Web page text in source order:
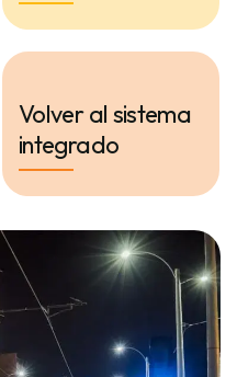
Volver al sistema
integrado